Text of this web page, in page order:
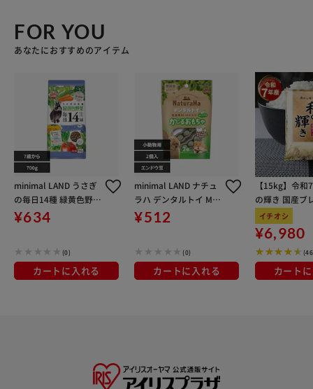
FOR YOU
あなたにおすすめのアイテム
minimal LAND うさぎ
の毎日14種 緑黄色野菜
ハイシニア 700g ML-6
¥634
(0)
カートに入れる
minimal LAND ナチュ
ラハ デンタルトイ ML-
679 エンドウ豆／2個
¥512
(0)
カートに入れる
【15kg】令和
の輝き 国産ブ
kg×3袋
イチオシ
¥6,980
カート